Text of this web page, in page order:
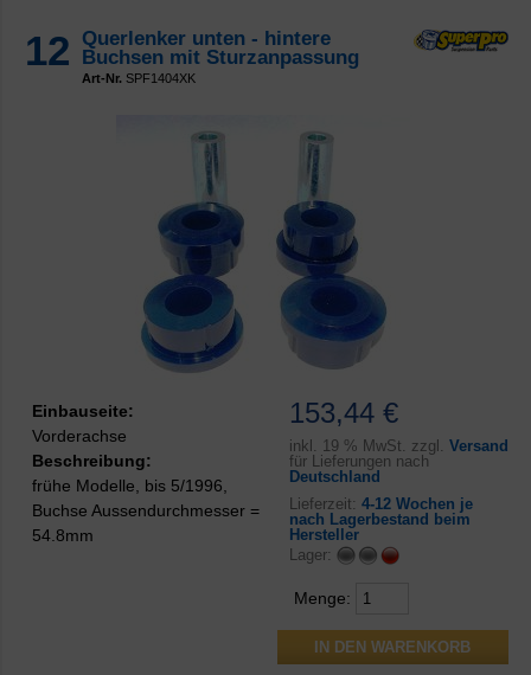
12
Querlenker unten - hintere
Buchsen mit Sturzanpassung
Art-Nr. SPF1404XK
153,44 €
inkl. 19 % MwSt. zzgl. Versand
für Lieferungen nach
Deutschland
Lieferzeit: 4-12 Wochen je
nach Lagerbestand beim
Hersteller
Lager:
Menge:
Einbauseite:
Vorderachse
Beschreibung:
frühe Modelle, bis 5/1996,
Buchse Aussendurchmesser =
54.8mm